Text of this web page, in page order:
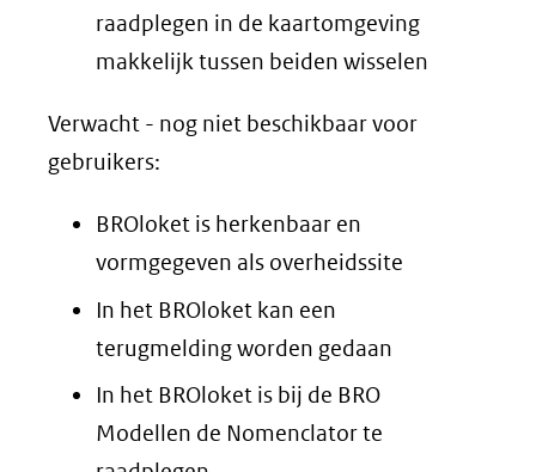
raadplegen in de kaartomgeving
makkelijk tussen beiden wisselen
Verwacht - nog niet beschikbaar voor
gebruikers:
BROloket is herkenbaar en
vormgegeven als overheidssite
In het BROloket kan een
terugmelding worden gedaan
In het BROloket is bij de BRO
Modellen de Nomenclator te